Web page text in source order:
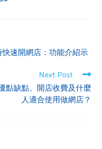
速開網店：功能介紹示
Next Post
點缺點、開店收費及什麼
人適合使用做網店？